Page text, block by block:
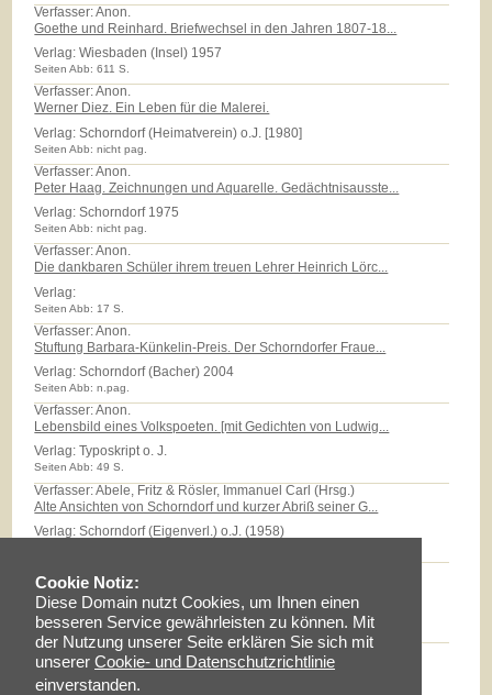
Cookie Notiz:
Diese Domain nutzt Cookies, um Ihnen einen
besseren Service gewährleisten zu können. Mit
der Nutzung unserer Seite erklären Sie sich mit
unserer Cookie- und Datenschutzrichtlinie
einverstanden.
Verfasser: Anon.
Goethe und Reinhard. Briefwechsel in den Jahren 1807-18...
Verlag:Wiesbaden (Insel) 1957
Seiten Abb: 611 S.
Verfasser: Anon.
Werner Diez. Ein Leben für die Malerei.
Verlag:Schorndorf (Heimatverein) o.J. [1980]
Seiten Abb: nicht pag.
Verfasser: Anon.
Peter Haag. Zeichnungen und Aquarelle. Gedächtnisausste...
Verlag:Schorndorf 1975
Seiten Abb: nicht pag.
Verfasser: Anon.
Die dankbaren Schüler ihrem treuen Lehrer Heinrich Lörc...
Verlag:
Seiten Abb: 17 S.
Verfasser: Anon.
Stuftung Barbara-Künkelin-Preis. Der Schorndorfer Fraue...
Verlag:Schorndorf (Bacher) 2004
Seiten Abb: n.pag.
Verfasser: Anon.
Lebensbild eines Volkspoeten. [mit Gedichten von Ludwig...
Verlag:Typoskript o. J.
Seiten Abb: 49 S.
Verfasser: Abele, Fritz & Rösler, Immanuel Carl (Hrsg.)
Alte Ansichten von Schorndorf und kurzer Abriß seiner G...
Verlag:Schorndorf (Eigenverl.) o.J. (1958)
Das Röhm-Areal: Eine Zeitreise in das Quartier der 'Sti...
Verlag: Typoskript 2006
Seiten Abb: 27 S.
Verfasser: Abele, Eberhard
Karl Friedrich Reinhard 1761 - 1837. Vom "Wunsch, frei ...
Verlag:Schorndorf (K.-F.-Reinhard Schule) 1999